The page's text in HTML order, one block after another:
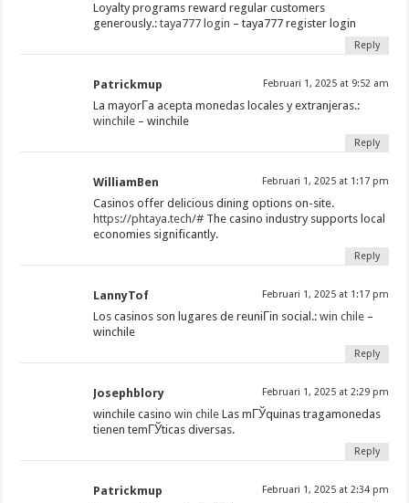
Loyalty programs reward regular customers
generously.:taya777 login – taya777 register login
Reply
Patrickmup Februari 1, 2025 at 9:52 am
La mayorГ­a acepta monedas locales y extranjeras.:
winchile – winchile
Reply
WilliamBen Februari 1, 2025 at 1:17 pm
Casinos offer delicious dining options on-site.
https://phtaya.tech/# The casino industry supports local
economies significantly.
Reply
LannyTof Februari 1, 2025 at 1:17 pm
Los casinos son lugares de reuniГіn social.:win chile –
winchile
Reply
Josephblory Februari 1, 2025 at 2:29 pm
winchile casinowin chile Las mГЎquinas tragamonedas
tienen temГЎticas diversas.
Reply
Patrickmup Februari 1, 2025 at 2:34 pm